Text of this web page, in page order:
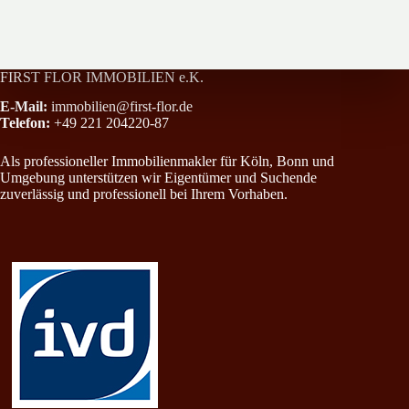
FIRST FLOR IMMOBILIEN e.K.
E-Mail: immobilien@first-flor.de
Telefon: +49 221 204220-87
Als professioneller Immobilienmakler für Köln, Bonn und
Umgebung unterstützen wir Eigentümer und Suchende
zuverlässig und professionell bei Ihrem Vorhaben.